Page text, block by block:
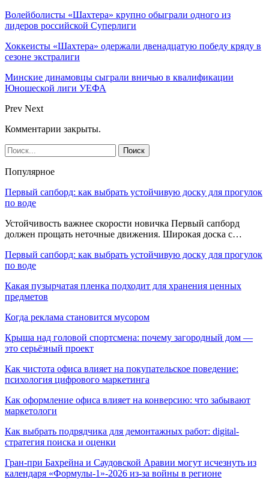
Волейболисты «Шахтера» крупно обыграли одного из
лидеров российской Суперлиги
Хоккеисты «Шахтера» одержали двенадцатую победу кряду в
сезоне экстралиги
Минские динамовцы сыграли вничью в квалификации
Юношеской лиги УЕФА
Prev Next
Комментарии закрыты.
Популярное
Первый сапборд: как выбрать устойчивую доску для прогулок
по воде
Устойчивость важнее скорости новичка Первый сапборд
должен прощать неточные движения. Широкая доска с…
Первый сапборд: как выбрать устойчивую доску для прогулок
по воде
Какая пузырчатая пленка подходит для хранения ценных
предметов
Когда реклама становится мусором
Крыша над головой спортсмена: почему загородный дом —
это серьёзный проект
Как чистота офиса влияет на покупательское поведение:
психология цифрового маркетинга
Как оформление офиса влияет на конверсию: что забывают
маркетологи
Как выбрать подрядчика для демонтажных работ: digital-
стратегия поиска и оценки
Гран-при Бахрейна и Саудовской Аравии могут исчезнуть из
календаря «Формулы-1»-2026 из-за войны в регионе